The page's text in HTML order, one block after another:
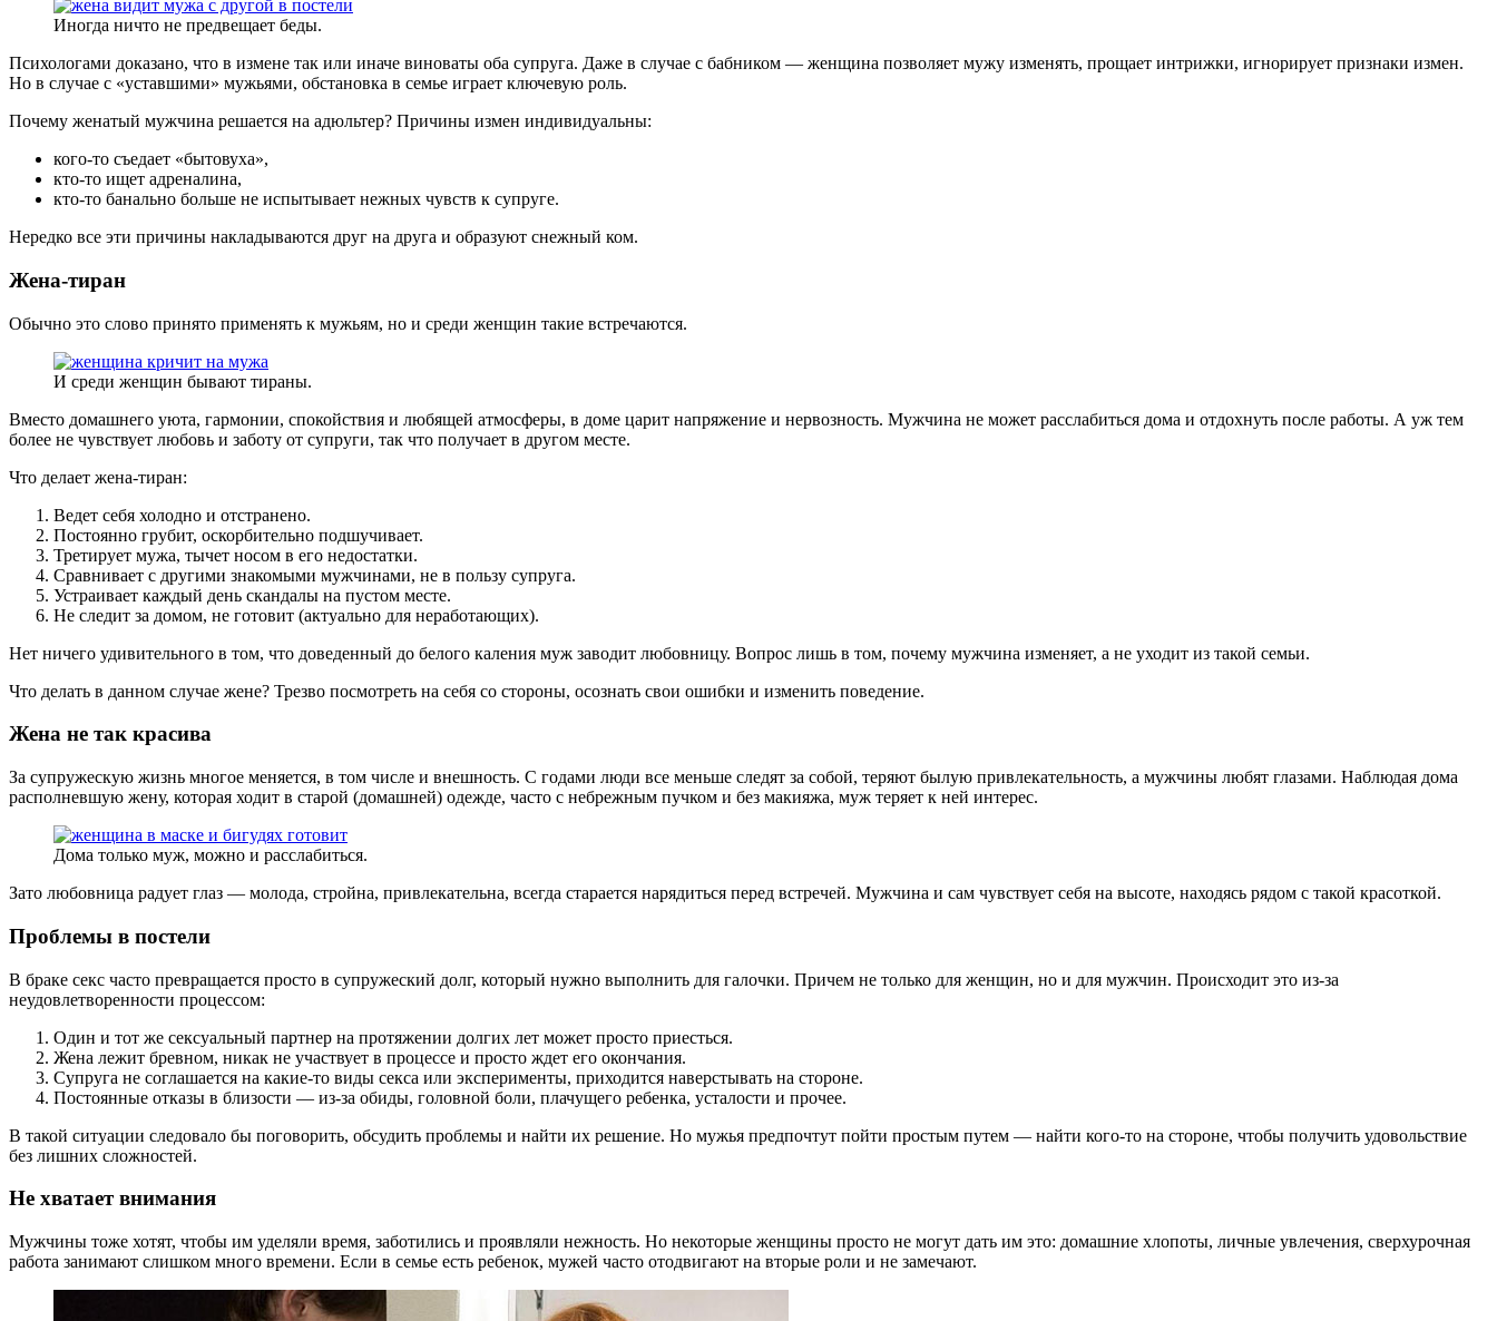
Иногда ничто не предвещает беды.
Психологами доказано, что в измене так или иначе виноваты оба супруга. Даже в случае с бабником — женщина позволяет мужу изменять, прощает интрижки, игнорирует признаки измен.
Но в случае с «уставшими» мужьями, обстановка в семье играет ключевую роль.
Почему женатый мужчина решается на адюльтер? Причины измен индивидуальны:
кого-то съедает «бытовуха»,
кто-то ищет адреналина,
кто-то банально больше не испытывает нежных чувств к супруге.
Нередко все эти причины накладываются друг на друга и образуют снежный ком.
Жена-тиран
Обычно это слово принято применять к мужьям, но и среди женщин такие встречаются.
И среди женщин бывают тираны.
Вместо домашнего уюта, гармонии, спокойствия и любящей атмосферы, в доме царит напряжение и нервозность. Мужчина не может расслабиться дома и отдохнуть после работы. А уж тем
более не чувствует любовь и заботу от супруги, так что получает в другом месте.
Что делает жена-тиран:
Ведет себя холодно и отстранено.
Постоянно грубит, оскорбительно подшучивает.
Третирует мужа, тычет носом в его недостатки.
Сравнивает с другими знакомыми мужчинами, не в пользу супруга.
Устраивает каждый день скандалы на пустом месте.
Не следит за домом, не готовит (актуально для неработающих).
Нет ничего удивительного в том, что доведенный до белого каления муж заводит любовницу. Вопрос лишь в том, почему мужчина изменяет, а не уходит из такой семьи.
Что делать в данном случае жене? Трезво посмотреть на себя со стороны, осознать свои ошибки и изменить поведение.
Жена не так красива
За супружескую жизнь многое меняется, в том числе и внешность. С годами люди все меньше следят за собой, теряют былую привлекательность, а мужчины любят глазами. Наблюдая дома
располневшую жену, которая ходит в старой (домашней) одежде, часто с небрежным пучком и без макияжа, муж теряет к ней интерес.
Дома только муж, можно и расслабиться.
Зато любовница радует глаз — молода, стройна, привлекательна, всегда старается нарядиться перед встречей. Мужчина и сам чувствует себя на высоте, находясь рядом с такой красоткой.
Проблемы в постели
В браке секс часто превращается просто в супружеский долг, который нужно выполнить для галочки. Причем не только для женщин, но и для мужчин. Происходит это из-за
неудовлетворенности процессом:
Один и тот же сексуальный партнер на протяжении долгих лет может просто приесться.
Жена лежит бревном, никак не участвует в процессе и просто ждет его окончания.
Супруга не соглашается на какие-то виды секса или эксперименты, приходится наверстывать на стороне.
Постоянные отказы в близости — из-за обиды, головной боли, плачущего ребенка, усталости и прочее.
В такой ситуации следовало бы поговорить, обсудить проблемы и найти их решение. Но мужья предпочтут пойти простым путем — найти кого-то на стороне, чтобы получить удовольствие
без лишних сложностей.
Не хватает внимания
Мужчины тоже хотят, чтобы им уделяли время, заботились и проявляли нежность. Но некоторые женщины просто не могут дать им это: домашние хлопоты, личные увлечения, сверхурочная
работа занимают слишком много времени. Если в семье есть ребенок, мужей часто отодвигают на вторые роли и не замечают.